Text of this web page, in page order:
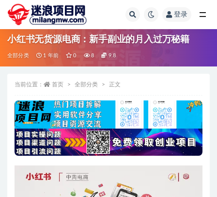
登录
小红书无货源电商：新手副业的月入过万秘籍
全部分类 1 年前 0 8 9.8
当前位置： 首页 全部分类 正文
全部